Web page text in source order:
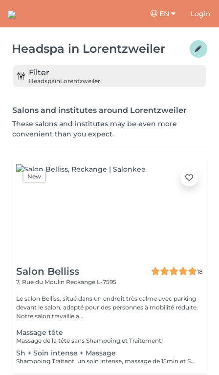
EN Login
Headspa in Lorentzweiler
Filter
HeadspainLorentzweiler
Salons and institutes around Lorentzweiler
These salons and institutes may be even more
convenient than you expect.
New
Salon Belliss
18
7, Rue du Moulin Reckange L-7595
Le salon Belliss, situé dans un endroit très calme avec parking
devant le salon, adapté pour des personnes à mobilité réduite.
Notre salon travaille a...
Massage tête
Massage de la tête sans Shampoing et Traitement!
Sh + Soin intense + Massage
Shampoing Traitant, un soin intense, massage de 15min et Séchage